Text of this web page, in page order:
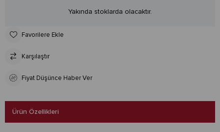
Yakında stoklarda olacaktır.
Favorilere Ekle
Karşılaştır
Fiyat Düşünce Haber Ver
Ürün Özellikleri